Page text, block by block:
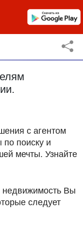
с агентом
поиску и
мечты. Узнайте
недвижимость Вы
следует